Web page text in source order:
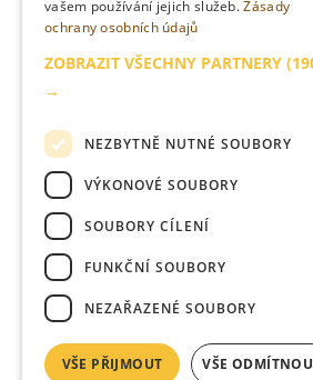
Chandon. Značka, která od roku
francouzské umění oslav,
vašem používání jejich služeb.Zásady
ochrany osobních údajů
ZOBRAZIT VŠECHNY PARTNERY
→
NEZBYTNĚ NUTNÉ SOUBORY
VÝKONOVÉ SOUBORY
SOUBORY CÍLENÍ
FUNKČNÍ SOUBORY
NEZAŘAZENÉ SOUBORY
VŠE PŘIJMOUT VŠE